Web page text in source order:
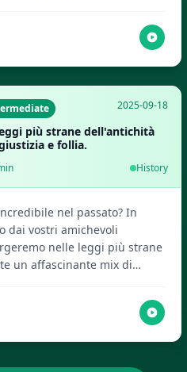
lezioni. Questo episodio è
host AI. Visita
2025-09-18
più strane dell'antichità
e follia.
History
nel passato? In
dai vostri amichevoli
nelle leggi più strane
un affascinante mix di
multimediali e altre